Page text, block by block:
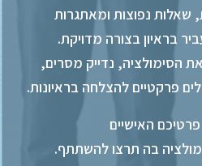
שאלות נפוצות ומאתגרות
בראיון בצורה מדויקת.
הסימולציה, נדייק מסרים,
פרקטיים להצלחה בראיונות.
האישיים
בה תרצו להשתתף.